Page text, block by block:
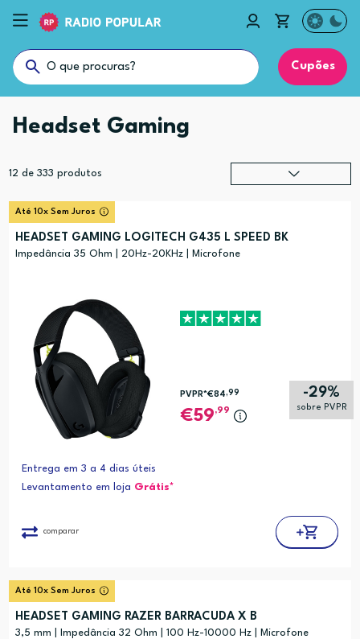
Cupões
Headset Gaming
12 de 333 produtos
Preço (mais baixo)
Até 10x Sem Juros
HEADSET GAMING LOGITECH G435 L SPEED BK
Impedância 35 Ohm | 20Hz-20KHz | Microfone
-29%
sobre PVPR
PVPR*€84 ,99
59,99
Entrega em 3 a 4 dias úteis
Levantamento em loja Grátis*
comparar
Até 10x Sem Juros
HEADSET GAMING RAZER BARRACUDA X B
3,5 mm | Impedância 32 Ohm | 100 Hz-10000 Hz | Microfone